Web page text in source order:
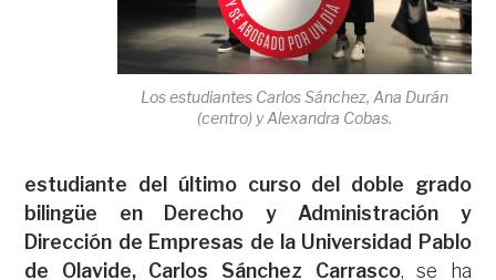
Los estudiantes Carlos Sánchez, Ana Durán
(centro) y Alexandra Cobas.
estudiante del último curso del doble grado
bilingüe en Derecho y Administración y
Dirección de Empresas de la Universidad Pablo
de Olavide, Carlos Sánchez Carrasco, se ha